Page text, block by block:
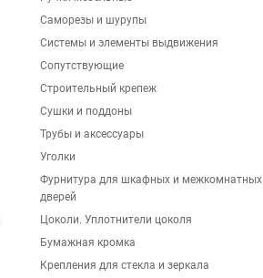
Саморезы и шурупы
Системы и элементы выдвижения
Сопутствующие
Строительный крепеж
Сушки и поддоны
Трубы и аксессуары
Уголки
Фурнитура для шкафных и межкомнатных
дверей
Цоколи. Уплотнители цоколя
Бумажная кромка
Крепления для стекла и зеркала